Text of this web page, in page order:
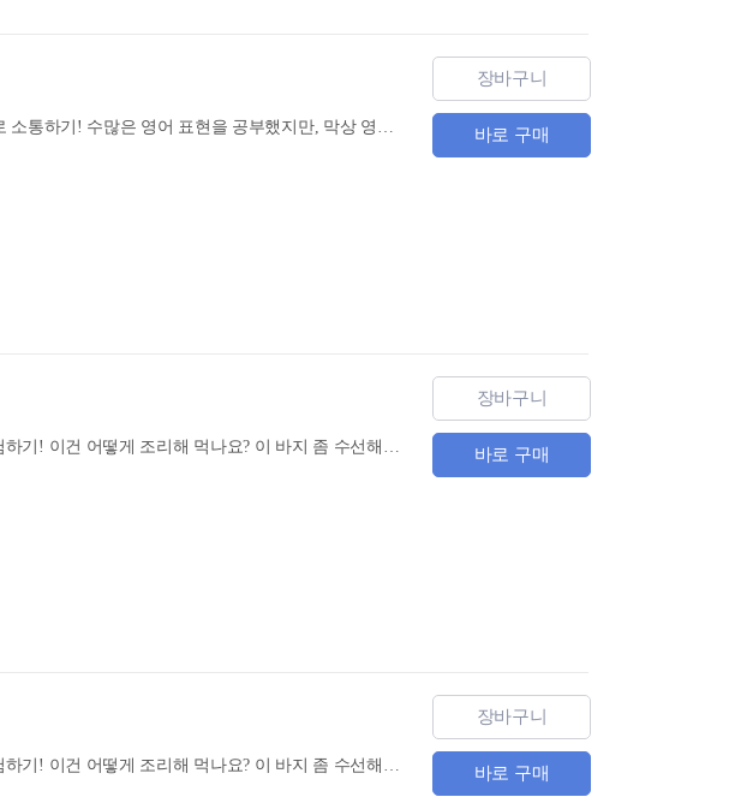
100% 미국에서 건너온 리얼 회화! 한 달 동안 B&B 가족과 쉬운 영어로 소통하기! 수많은 영어 표현을 공부했지만, 막상 영어로 말할 기회가 생겼을 때 입이 쉽게 떨어지지 않아서 난감했던 적 있으신가요? 외국에 가서도 당당하게 말할 수 있으려면, 현지에 가지 않고는 알기 어려운 상황들을 미리 체험해보고 이런 상황마다 어울리는 생생한 영어를 학습해야 합니다. 미국 현지에서 쓰는 리얼한 영어를 배우러 이 책과 함께 미국의 일상으로 떠나볼까요?
장바구니
바로 구매
장바구니
바로 구매
100% 미국에서 건너온 리얼 회화! 한 달 동안 미국 현지 생생하게 체험하기! 이건 어떻게 조리해 먹나요? 이 바지 좀 수선해주시겠어요? 문 앞에 놔주세요. 이 책은 주인공 리나가 미국 생활을 체험하면서 원어민과 나눈 대화를 수록했습니다. 파머스 마켓에 가서 물건을 구입하고, 앱으로 점심을 배달하고, 세탁소에 방문하는 등 현지에서만 일어날 수 있는 에피소드를 가지고 현지에서의 즐거움을 두 배로 만들어줄 영어를 익힐 수 있습니다.
장바구니
바로 구매